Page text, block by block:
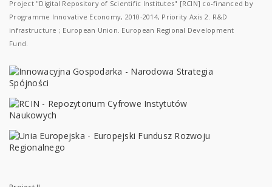
Project "Digital Repository of Scientific Institutes" [RCIN] co-financed by
Programme Innovative Economy, 2010-2014, Priority Axis 2. R&D
infrastructure ; European Union. European Regional Development
Fund.